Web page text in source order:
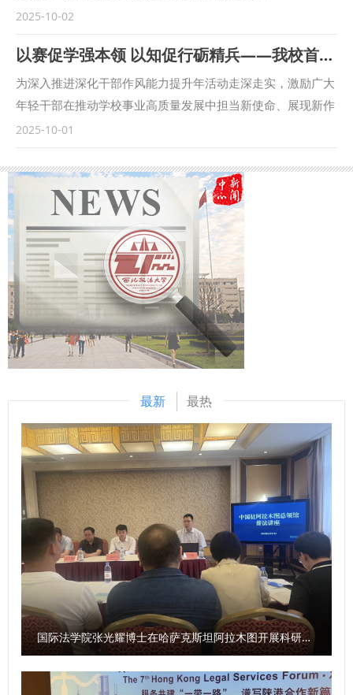
流，不断拓展合作领域、合作范围，围绕中国检察学自主知识
体系构建、检察课题研究、检校人才互派交流、学生实习实训
等方面开展了卓有成效的合作。在最高人民检察院国际合作局
指导下，我校成立的“涉外刑事法治与国别检察司法研究中
心”各项工作稳步推进，已在区域国别检察研究、国际刑事司
源，推动学校专家学者与检察实务专家的交流互动，建立常态
化研究协作机制，围绕涉外检察基础性理论和实践难题开展联
合攻关，共同打造服务国家战略的涉外检察智库。 刘志远表
示，最高人民检察院对涉外检察工作高度重视，西北政法大学
始终心怀“国之大者”，在涉外法治领域取得了突出的成绩。涉
外刑事法治与国别检察司法研究中心先后配合完成中国—东盟
检察总长网站建设，编译东盟国家《刑法典》《刑事诉讼法
典》等二十余部法典等，在服务检察国际交流与合作方面发挥
了积极作用。下一步，希望学校进一步聚焦涉外检察工作，高
质效做好智库服务，统筹好校内各部门、各研究机构的科研力
涉外检察人才培养工作搭建平台。 刘志远与我校刑事法学院
院长冯卫国共同签署科研项目委托书 马朝琦宣布西北政法大
学涉外刑事法治与国别检察司法中心网站正式上线，由中心和
西北政法大学湾区研究院共同研发的“全球法律数据库”正式进
入试运行阶段。 学校发展规划与学科建设处、教务处、科研
处、国际交流与合作处、经济学院、刑事法学院、民商法学
院、经济法学院（知识产权学院）、国际法学院（国际仲裁学
院）、国家安全学院（反恐怖主义法学院）、公安学院（公共
安全法学院）、外国语学院、图书馆以及涉外刑事法治与国别
检察司法研究中心、中亚法律查明中心、涉外法治研究中心、
非洲研究院、北大法宝西安分公司等单位的主要负责人和学生
共计140余人参加会议。 （供稿：刑事法学院 撰稿：高晓伟
审核：孙学龙）
https://qidian.sxtvs.com/timing/share/content/10654306
2025-10-02
以赛促学强本领 以知促行砺精兵——我校首届科级干部素质能力大赛圆满落幕
为深入推进深化干部作风能力提升年活动走深走实，激励广大
年轻干部在推动学校事业高质量发展中担当新使命、展现新作
为，9月18日—30日，学校举办了首届科级干部素质能力大
赛。 以赛促学，理论武装强底气 本次比赛是学校首次举办干
部素质能力大赛，面向全校正科级干部开放报名，共有119名
科级干部积极报名参赛。聚焦“能写、会说、善思、肯干”的干
部核心素质能力要求，大赛设置了应知应会、公文写作和情景
模拟展示三个模块的比赛。 应知应会通过笔试方式进行，主
要考察科级干部对马克思主义理论和党的路线方针政策、习近
平新时代中国特色社会主义思想、党内法规以及有关政策文件
的熟悉掌握情况。公文写作通过机试方式进行，旨在考察科级
干部的应急处突本领、组织协调能力和写作能力。通过“线上
+线下”相结合的方式掀起比拼热潮，引导广大年轻干部不断深
化党的创新理论学习，持续提升业务素质能力，切实将学习成
果和工作成效转化为推动事业发展的强大动力。 “本次比赛不
仅是素质能力的大练兵，更是思想的大练兵、作风的大练兵。
通过此次比赛，我们进一步强化了政治理论素养、夯实了业务
本领、增强了学习意识。下一步，我们将以此次比赛作为契
机，调准学习发展的坐标轴，提升争先创优的责任心，提高干
事创业的加速度，力争在工作岗位上努力拼搏、再创佳
绩！”参赛选手李伟弟说。 以赛强技，擂台比武砺精兵 自大赛
启动以来，学校党委高度重视，加强组织领导，精心部署推
动，形成了广大干部积极参与的良好局面。在9月29日—30日
举行的情景模拟展示比赛中，全体在校校领导、有关职能部门
负责人担任大赛评委，全程参加了比赛。 比赛现场，107名选
手通过随机抽题的方式，围绕模拟设置的各类问题提出解决思
路和具体举措，充分展现了学校科级干部良好的工作作风和过
硬的素质能力。经过三个环节的激烈角逐，最终，李伟弟、刘
2025-10-01
最新 最热
国际法学院张光耀博士在哈萨克斯坦阿拉木图开展科研与社会服务活动